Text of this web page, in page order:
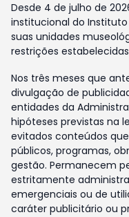
Desde 4 de julho de
institucional do Instituto
suas unidades
restrições
Nos três meses que
divulgação de
entidades da
hipóteses previstas na
evitados conteúdos
públicos, programas,
gestão. Permanecem
estritamente
emergenciais ou de
caráter publicitário ou